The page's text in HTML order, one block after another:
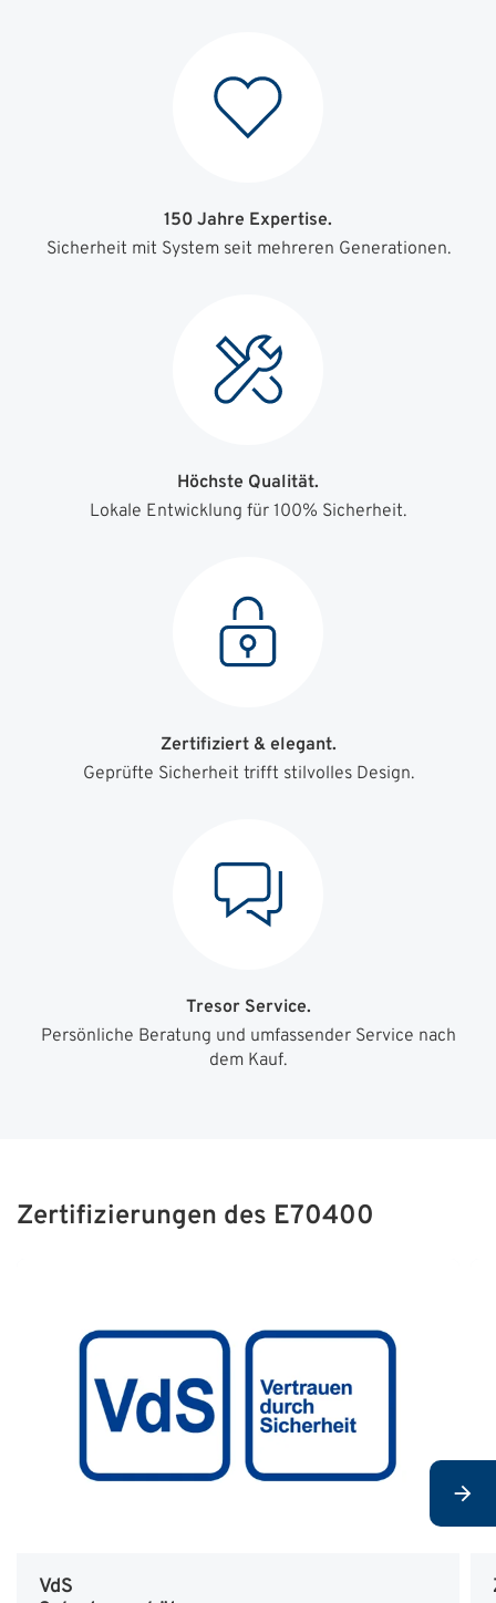
150 Jahre Expertise.
Sicherheit mit System seit mehreren Generationen.
Höchste Qualität.
Lokale Entwicklung für 100% Sicherheit.
Zertifiziert & elegant.
Geprüfte Sicherheit trifft stilvolles Design.
Tresor Service.
Persönliche Beratung und umfassender Service nach
dem Kauf.
Zertifizierungen des E70400
VdS